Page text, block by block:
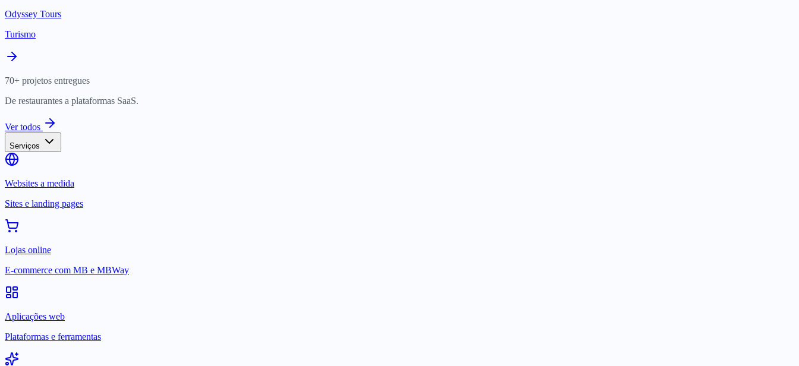
Odyssey Tours
Turismo
70+ projetos entregues
De restaurantes a plataformas SaaS.
Ver todos
Serviços
Websites a medida
Sites e landing pages
Lojas online
E-commerce com MB e MBWay
Aplicações web
Plataformas e ferramentas